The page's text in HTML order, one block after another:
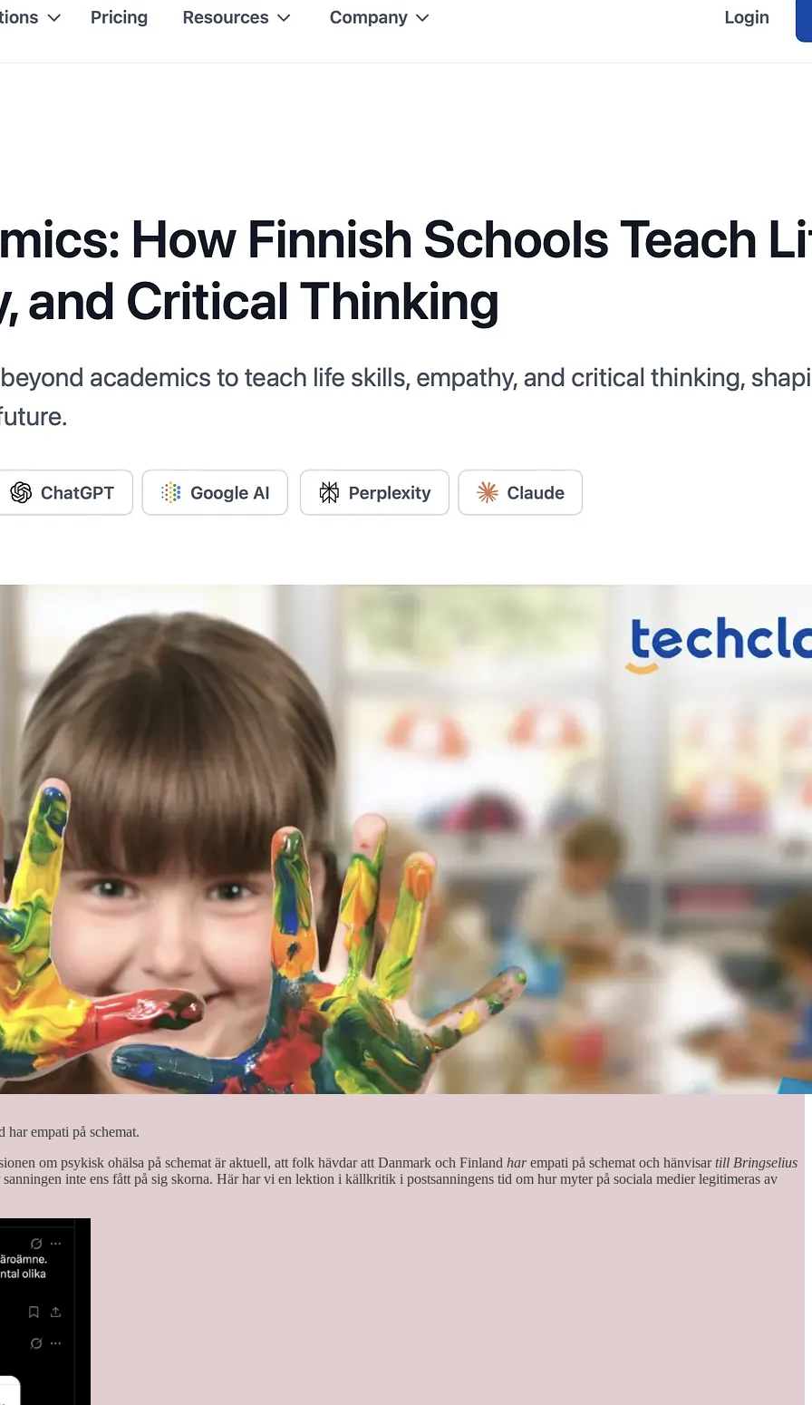
empati på schemat.
om psykisk ohälsa på schemat är aktuell, att folk hävdar att Danmark och Finland harempati på schemat och hänvisartill Bringselius
inte ens fått på sig skorna. Här har vi en lektion i källkritik i postsanningens tid om hur myter på sociala medier legitimeras av